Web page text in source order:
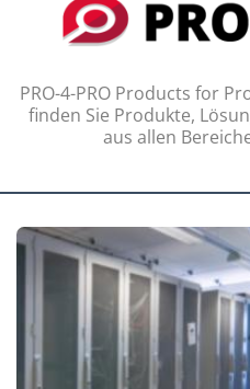
PRO-4-PRO Products for
finden Sie Produkte,
aus allen